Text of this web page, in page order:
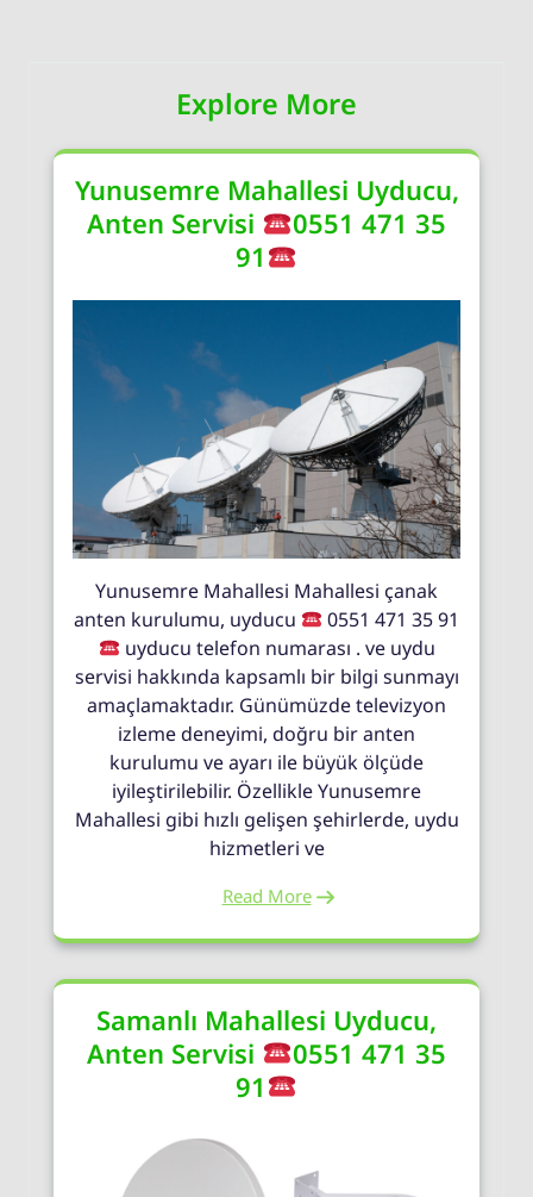
Explore More
Yunusemre Mahallesi Uyducu,
Anten Servisi
0551 471 35
91
Yunusemre Mahallesi Mahallesi çanak
anten kurulumu, uyducu
0551 471 35 91
uyducu telefon numarası . ve uydu
servisi hakkında kapsamlı bir bilgi sunmayı
amaçlamaktadır. Günümüzde televizyon
izleme deneyimi, doğru bir anten
kurulumu ve ayarı ile büyük ölçüde
iyileştirilebilir. Özellikle Yunusemre
Mahallesi gibi hızlı gelişen şehirlerde, uydu
hizmetleri ve
Read More
Samanlı Mahallesi Uyducu,
Anten Servisi
0551 471 35
91